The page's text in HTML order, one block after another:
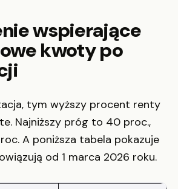
wspierające
kwoty po
tym wyższy procent renty
Najniższy próg to 40 proc.,
A poniższa tabela pokazuje
od 1 marca 2026 roku.